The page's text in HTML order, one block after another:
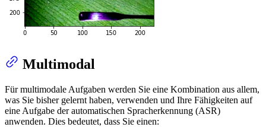
Multimodal
Für multimodale Aufgaben werden Sie eine Kombination aus allem,
was Sie bisher gelernt haben, verwenden und Ihre Fähigkeiten auf
eine Aufgabe der automatischen Spracherkennung (ASR)
anwenden. Dies bedeutet, dass Sie einen: